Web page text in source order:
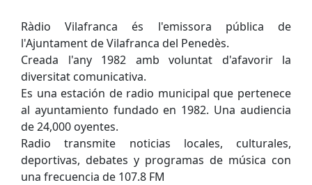
Ràdio Vilafranca és l'emissora pública de
l'Ajuntament de Vilafranca del Penedès.
Creada l'any 1982 amb voluntat d'afavorir la
diversitat comunicativa.
Es una estación de radio municipal que pertenece
al ayuntamiento fundado en 1982. Una audiencia
de 24,000 oyentes.
Radio transmite noticias locales, culturales,
deportivas, debates y programas de música con
una frecuencia de 107.8 FM